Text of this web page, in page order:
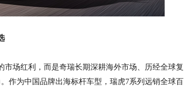
场红利，而是奇瑞长期深耕海外市场、历经全球复
作为中国品牌出海标杆车型，瑞虎7系列远销全球百